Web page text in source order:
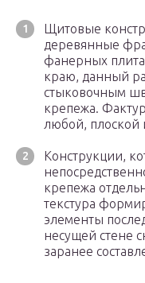
Щитовые
деревянные
фанерных
краю, данный
стыковочным
крепежа.
любой, плоской
Конструкции,
крепежа
текстура
элементы
несущей стене
заранее